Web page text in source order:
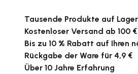
Tausende Produkte auf Lager
Kostenloser Versand ab 100 €
Bis zu 10 % Rabatt auf Ihren
Rückgabe der Ware für 4,9 €
Über 10 Jahre Erfahrung